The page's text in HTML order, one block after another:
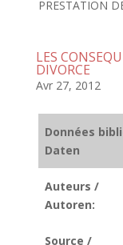
PRESTATION
LES
DIVORCE
Avr 27, 2012
Données
Daten
Auteurs /
Autoren:
Source /